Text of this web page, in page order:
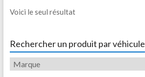
Voici le seul résultat
Rechercher un produit par véhicule